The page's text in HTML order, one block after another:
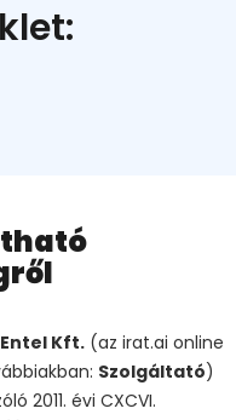
Entel Kft. (az irat.ai online
Szolgáltató)
2011. évi CXCVI.